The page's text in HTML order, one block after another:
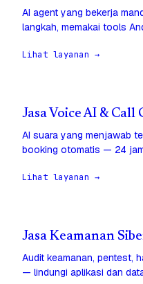
AI agent yang bekerja
langkah, memakai tools
Lihat layanan →
Jasa Voice AI &
AI suara yang menjawab
booking otomatis — 24
Lihat layanan →
Jasa Keamanan
Audit keamanan, pentest,
— lindungi aplikasi dan